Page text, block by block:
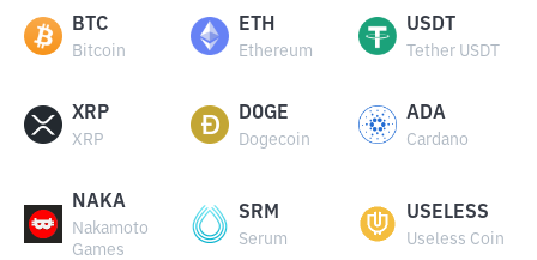
BTC
Bitcoin
ETH
Ethereum
USDT
Tether USDT
XRP
XRP
DOGE
Dogecoin
ADA
Cardano
NAKA
Nakamoto
Games
SRM
Serum
USELESS
Useless Coin